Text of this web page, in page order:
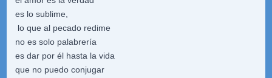
es lo sublime,
lo que al pecado redime
no es solo palabrería
es dar por él hasta la vida
que no puedo conjugar